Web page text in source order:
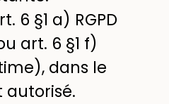
6 §1 a) RGPD
art. 6 §1 f)
dans le